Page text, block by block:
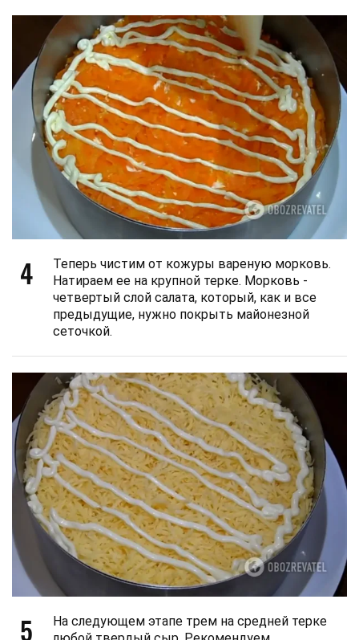
4
Теперь чистим от кожуры вареную морковь.
Натираем ее на крупной терке. Морковь -
четвертый слой салата, который, как и все
предыдущие, нужно покрыть майонезной
сеточкой.
5
На следующем этапе трем на средней терке